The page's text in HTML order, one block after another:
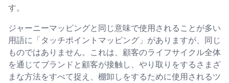
す。
ジャーニーマッピングと同じ意味で使用されることが多い
用語に「タッチポイントマッピング」がありますが、同じ
ものではありません。これは、顧客のライフサイクル全体
を通じてブランドと顧客が接触し、やり取りをするさまざ
まな方法をすべて捉え、棚卸しをするために使用されるツ